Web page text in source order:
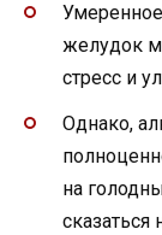
желудок
стресс и
Однако,
на